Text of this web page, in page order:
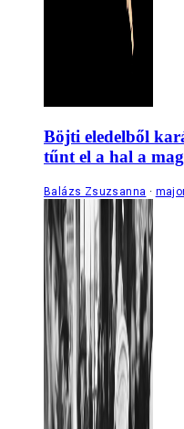
Böjti eledelből
tűnt el a hal a
Balázs Zsuzsanna